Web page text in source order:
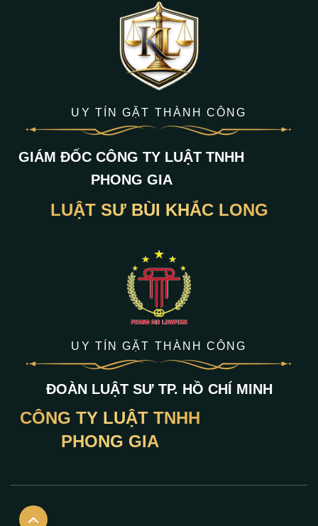
UY TÍN GẶT THÀNH CÔNG
GIÁM ĐỐC CÔNG TY LUẬT TNHH
PHONG GIA
LUẬT SƯ BÙI KHẮC LONG
UY TÍN GẶT THÀNH CÔNG
ĐOÀN LUẬT SƯ TP. HỒ CHÍ MINH
CÔNG TY LUẬT TNHH
PHONG GIA